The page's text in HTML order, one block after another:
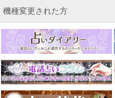
機種変更された方